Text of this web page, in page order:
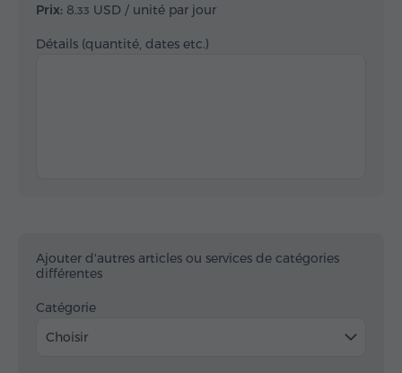
Prix: 8.33 USD / unité par jour
Détails (quantité, dates etc.)
Ajouter d'autres articles ou services de catégories
différentes
Catégorie
Choisir